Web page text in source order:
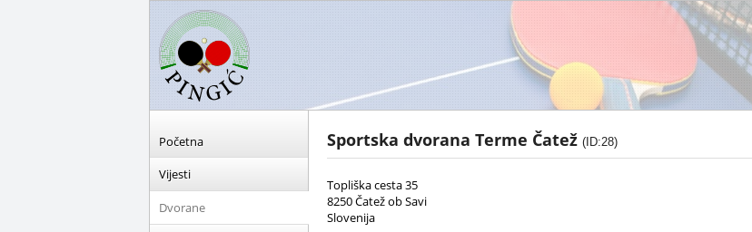
Početna
Vijesti
Dvorane
Sportska dvorana Terme Čatež (ID:28)
Topliška cesta 35
8250 Čatež ob Savi
Slovenija